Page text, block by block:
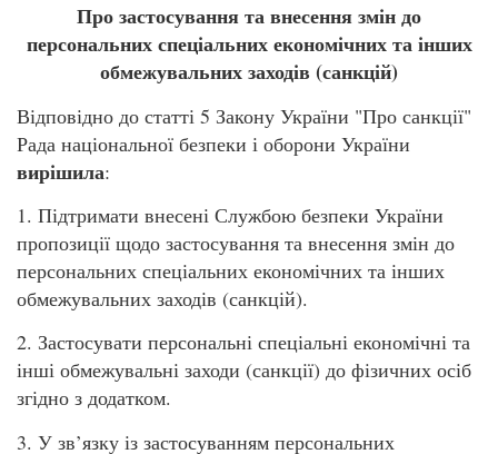
Про застосування та внесення змін до
персональних спеціальних економічних та інших
обмежувальних заходів (санкцій)
Відповідно до статті 5 Закону України "Про санкції"
Рада національної безпеки і оборони України
вирішила:
1. Підтримати внесені Службою безпеки України
пропозиції щодо застосування та внесення змін до
персональних спеціальних економічних та інших
обмежувальних заходів (санкцій).
2. Застосувати персональні спеціальні економічні та
інші обмежувальні заходи (санкції) до фізичних осіб
згідно з додатком.
3. У зв’язку із застосуванням персональних